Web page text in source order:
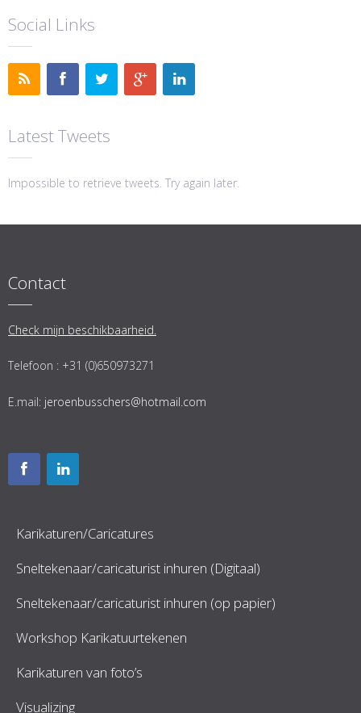
Social Links
Latest Tweets
Impossible to retrieve tweets. Try again later.
Contact
Check mijn beschikbaarheid.
Telefoon : +31 (0)650973271
E.mail: jeroenbusschers@hotmail.com
Karikaturen/Caricatures
Sneltekenaar/caricaturist inhuren (Digitaal)
Sneltekenaar/caricaturist inhuren (op papier)
Workshop Karikatuurtekenen
Karikaturen van foto’s
Visualizing